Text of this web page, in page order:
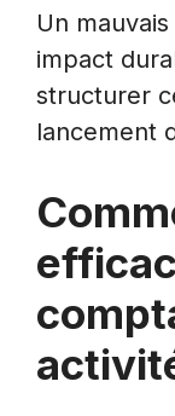
Un
impact
structurer
lancement